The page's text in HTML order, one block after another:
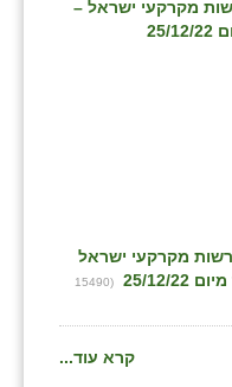
(שלום)(ב״שׁ) 35393-08-19 רשות מקרקעי ישראל –
ת"א (שלום)(ב״שׁ) 35393-08-19 רשות מקרקעי ישראל
12/22
(15490
קרא עוד...